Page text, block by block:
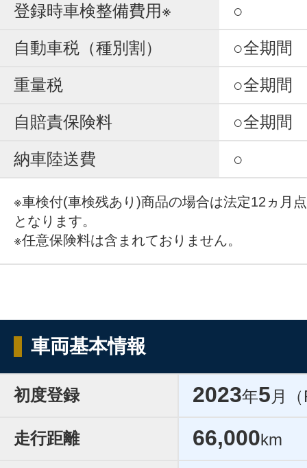
登録時車検整備費用※
○
自動車税（種別割）
○全期間
重量税
○全期間
自賠責保険料
○全期間
納車陸送費
○
※車検付(車検残あり)商品の場合は法定12ヵ月
となります。
※任意保険料は含まれておりません。
車両基本情報
初度登録 2023年5 月
走行距離 66,000km